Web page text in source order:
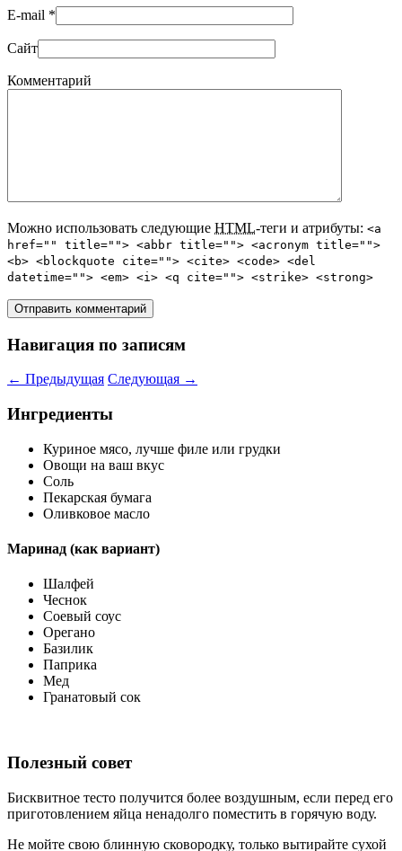
E-mail *
Сайт
Комментарий
Можно использовать следующие HTML-теги и атрибуты: <a
href="" title=""> <abbr title=""> <acronym title="">
<b> <blockquote cite=""> <cite> <code> <del
datetime=""> <em> <i> <q cite=""> <strike> <strong>
Навигация по записям
← Предыдущая Следующая →
Ингредиенты
Куриное мясо, лучше филе или грудки
Овощи на ваш вкус
Соль
Пекарская бумага
Оливковое масло
Маринад (как вариант)
Шалфей
Чеснок
Соевый соус
Орегано
Базилик
Паприка
Мед
Гранатовый сок
Полезный совет
Бисквитное тесто получится более воздушным, если перед его
приготовлением яйца ненадолго поместить в горячую воду.
Не мойте свою блинную сковородку, только вытирайте сухой